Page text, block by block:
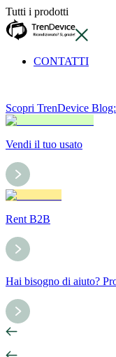
Tutti i prodotti
CONTATTI
Scopri TrenDevice
Vendi il tuo usato
Rent B2B
Hai bisogno di aiuto?